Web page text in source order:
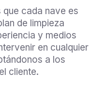
que cada nave es
de limpieza
y medios
en cualquier
a los
cliente.